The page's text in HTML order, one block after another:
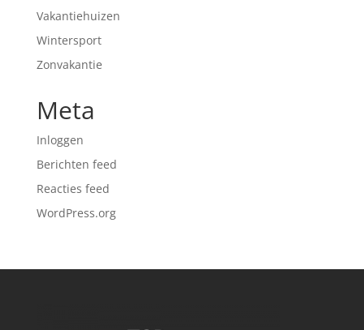
Vakantiehuizen
Wintersport
Zonvakantie
Meta
Inloggen
Berichten feed
Reacties feed
WordPress.org